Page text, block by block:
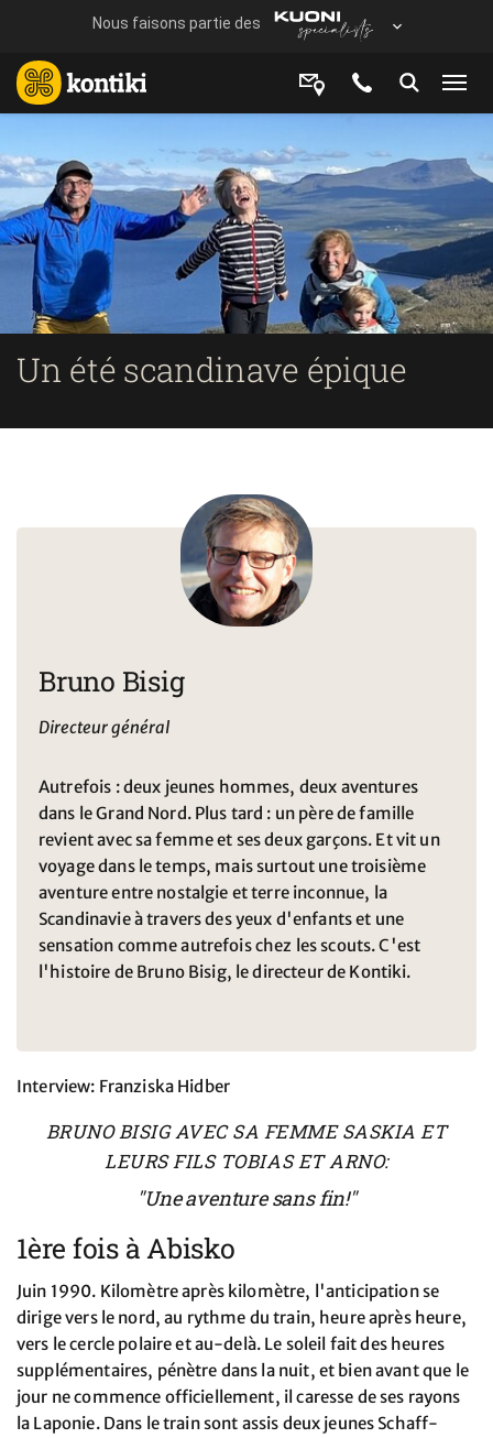
Un été scandinave épique
Bruno Bisig
Directeur général
Autrefois : deux jeunes hommes, deux aventures
dans le Grand Nord. Plus tard : un père de famille
revient avec sa femme et ses deux garçons. Et vit un
voyage dans le temps, mais surtout une troisième
aventure entre nostalgie et terre inconnue, la
Scandinavie à travers des yeux d'enfants et une
sensation comme autrefois chez les scouts. C'est
l'histoire de Bruno Bisig, le directeur de Kontiki.
Interview: Franziska Hidber
BRUNO BISIG AVEC SA FEMME SASKIA ET
LEURS FILS TOBIAS ET ARNO:
"Une aventure sans fin!"
1ère fois à Abisko
Juin 1990. Kilomètre après kilomètre, l'anticipation se
dirige vers le nord, au rythme du train, heure après heure,
vers le cercle polaire et au-delà. Le soleil fait des heures
supplémentaires, pénètre dans la nuit, et bien avant que le
jour ne commence officiellement, il caresse de ses rayons
la Laponie. Dans le train sont assis deux jeunes Schaff-